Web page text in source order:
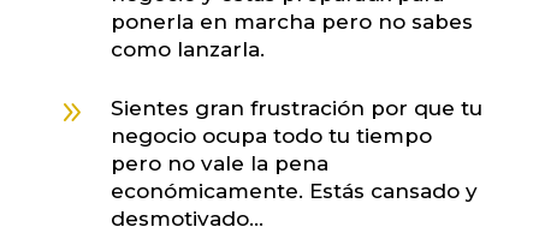
ponerla en marcha pero no sabes
como lanzarla.
9
Sientes gran frustración por que tu
negocio ocupa todo tu tiempo
pero no vale la pena
económicamente. Estás cansado y
desmotivado…